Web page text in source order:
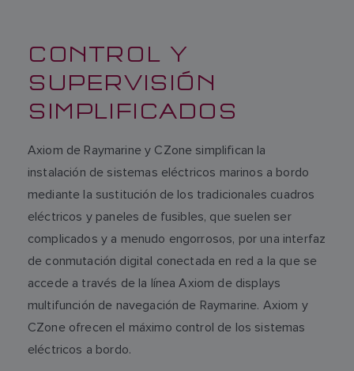
CONTROL Y
SUPERVISIÓN
SIMPLIFICADOS
Axiom de Raymarine y CZone simplifican la
instalación de sistemas eléctricos marinos a bordo
mediante la sustitución de los tradicionales cuadros
eléctricos y paneles de fusibles, que suelen ser
complicados y a menudo engorrosos, por una interfaz
de conmutación digital conectada en red a la que se
accede a través de la línea Axiom de displays
multifunción de navegación de Raymarine. Axiom y
CZone ofrecen el máximo control de los sistemas
eléctricos a bordo.